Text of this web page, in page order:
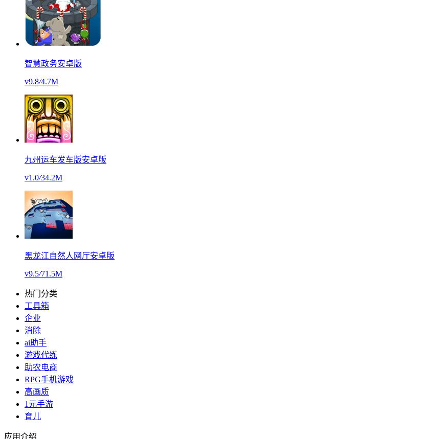
智慧政务安卓版
v9.8/4.7M
九州运车发车版安卓版
v1.0/34.2M
黑龙江自然人网厅安卓版
v9.5/71.5M
热门分类
工具箱
企业
消除
ai助手
游戏代练
助农电商
RPG手机游戏
高画质
1元手游
育儿
应用介绍